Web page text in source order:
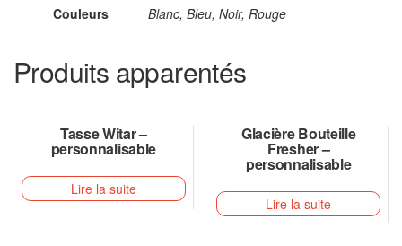
Couleurs Blanc, Bleu, Noir, Rouge
Produits apparentés
Tasse Witar –
personnalisable
Lire la suite
Glacière Bouteille
Fresher –
personnalisable
Lire la suite